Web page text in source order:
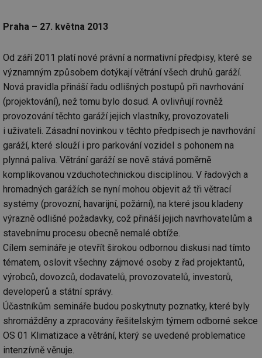
Praha – 27. května 2013
Od září 2011 platí nové právní a normativní předpisy, které se
významným způsobem dotýkají větrání všech druhů garáží.
Nová pravidla přináší řadu odlišných postupů při navrhování
(projektování), než tomu bylo dosud. A ovlivňují rovněž
provozování těchto garáží jejich vlastníky, provozovateli
i uživateli. Zásadní novinkou v těchto předpisech je navrhování
garáží, které slouží i pro parkování vozidel s pohonem na
plynná paliva. Větrání garáží se nově stává poměrně
komplikovanou vzduchotechnickou disciplínou. V řadových a
hromadných garážích se nyní mohou objevit až tři větrací
systémy (provozní, havarijní, požární), na které jsou kladeny
výrazně odlišné požadavky, což přináší jejich navrhovatelům a
stavebnímu procesu obecně nemalé obtíže.
Cílem semináře je otevřít širokou odbornou diskusi nad tímto
tématem, oslovit všechny zájmové osoby z řad projektantů,
výrobců, dovozců, dodavatelů, provozovatelů, investorů,
developerů a státní správy.
Účastníkům semináře budou poskytnuty poznatky, které byly
shromážděny a zpracovány řešitelským týmem odborné sekce
OS 01 Klimatizace a větrání, který se uvedené problematice
intenzívně věnuje.